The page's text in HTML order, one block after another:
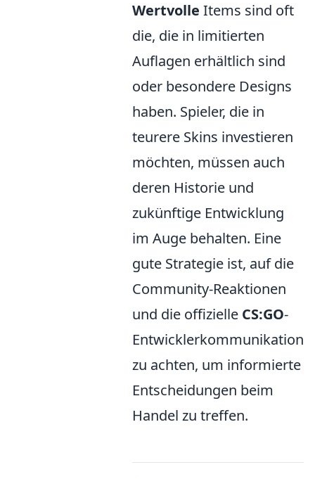
Wertvolle Items sind oft
die, die in limitierten
Auflagen erhältlich sind
oder besondere Designs
haben. Spieler, die in
teurere Skins investieren
möchten, müssen auch
deren Historie und
zukünftige Entwicklung
im Auge behalten. Eine
gute Strategie ist, auf die
Community-Reaktionen
und die offizielle CS:GO-
Entwicklerkommunikation
zu achten, um informierte
Entscheidungen beim
Handel zu treffen.